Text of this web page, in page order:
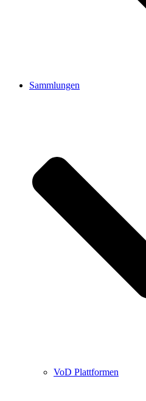
Sammlungen
VoD Plattformen